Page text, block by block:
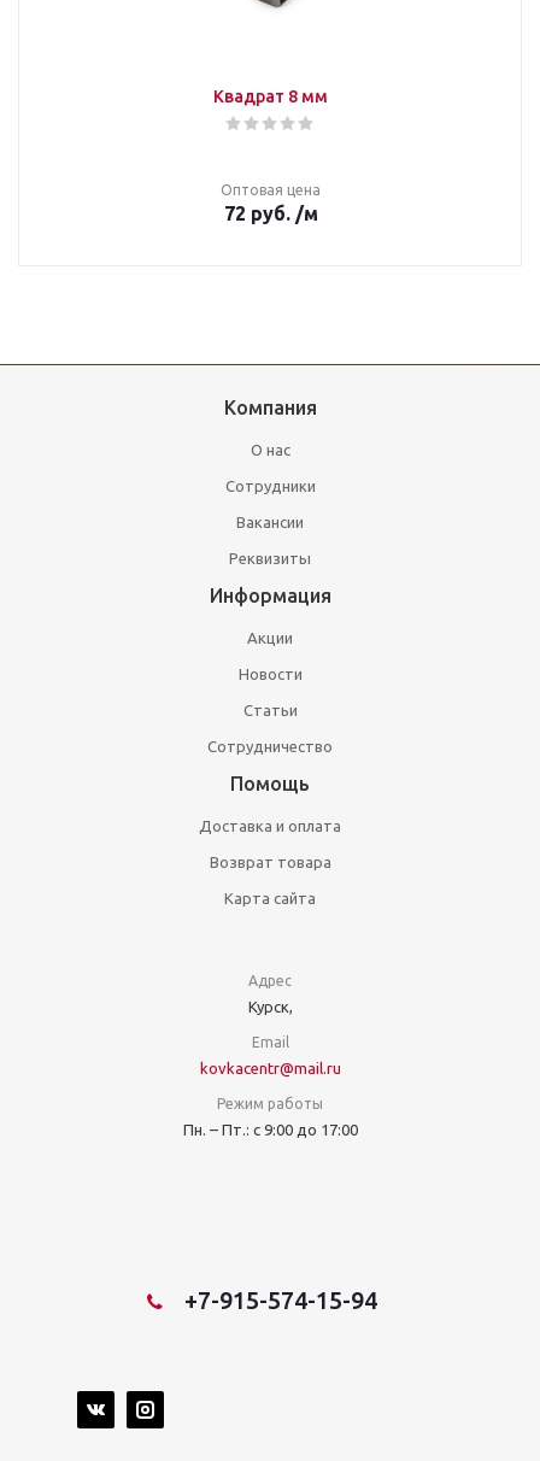
Квадрат 8 мм
Оптовая цена
72 руб. /м
Компания
О нас
Сотрудники
Вакансии
Реквизиты
Информация
Акции
Новости
Статьи
Сотрудничество
Помощь
Доставка и оплата
Возврат товара
Карта сайта
Адрес
Курск,
Email
kovkacentr@mail.ru
Режим работы
Пн. – Пт.: с 9:00 до 17:00
+7-915-574-15-94